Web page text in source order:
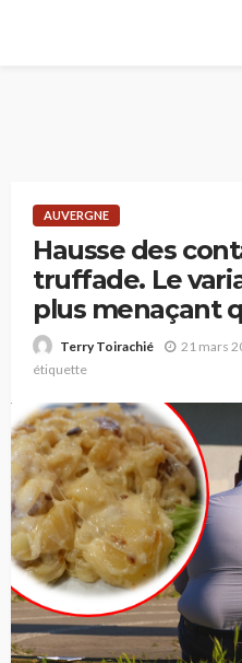
AUVERGNE
Hausse des
truffade. Le
plus menaçant
Terry Toirachié 21 mars
étiquette